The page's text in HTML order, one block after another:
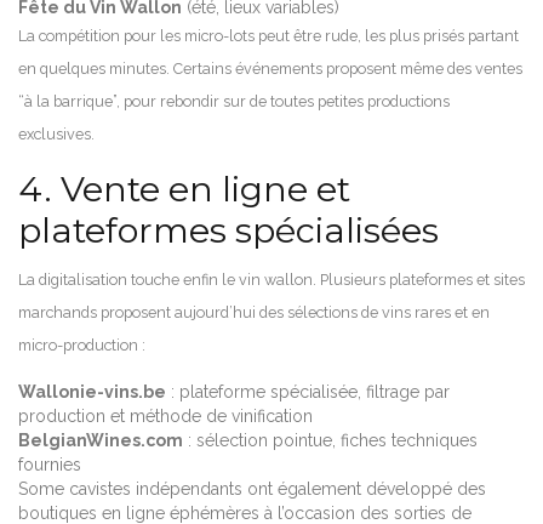
Fête du Vin Wallon (été, lieux variables)
La compétition pour les micro-lots peut être rude, les plus prisés partant
en quelques minutes. Certains événements proposent même des ventes
“à la barrique”, pour rebondir sur de toutes petites productions
exclusives.
4. Vente en ligne et
plateformes spécialisées
La digitalisation touche enfin le vin wallon. Plusieurs plateformes et sites
marchands proposent aujourd’hui des sélections de vins rares et en
micro-production :
Wallonie-vins.be : plateforme spécialisée, filtrage par
production et méthode de vinification
BelgianWines.com : sélection pointue, fiches techniques
fournies
Some cavistes indépendants ont également développé des
boutiques en ligne éphémères à l’occasion des sorties de